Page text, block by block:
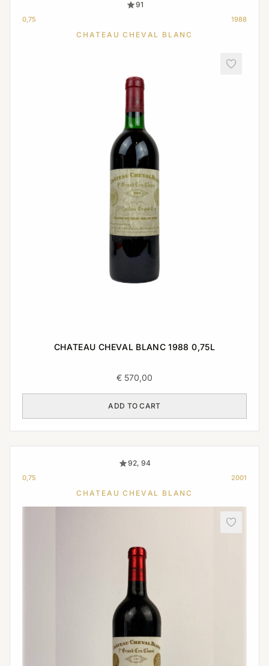
91
0,75 1988
CHATEAU CHEVAL BLANC
CHATEAU CHEVAL BLANC 1988 0,75L
€ 570,00
ADD TO CART
92, 94
0,75 2001
CHATEAU CHEVAL BLANC